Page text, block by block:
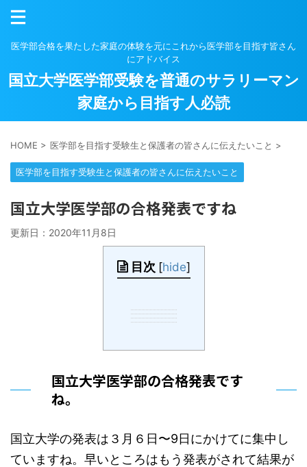
医学部合格を果たした家庭の体験を元にこれから医学部を目指す皆さん
にアドバイス
国立大学医学部受験を普通のサラリーマン
家庭から目指す人必読
HOME > 医学部を目指す受験生と保護者の皆さんに伝えたいこと >
医学部を目指す受験生と保護者の皆さんに伝えたいこと
国立大学医学部の合格発表ですね
更新日： 2020年11月8日
目次 [hide]
国立大学医学部の合格発表です
ね。
国立大学の発表は３月６日〜9日にかけてに集中し
ていますね。早いところはもう発表がされて結果が